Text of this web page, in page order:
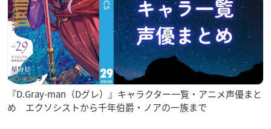
『D.Gray-man（Dグレ）』キャラクター一覧・アニメ声優まと
め エクソシストから千年伯爵・ノアの一族まで